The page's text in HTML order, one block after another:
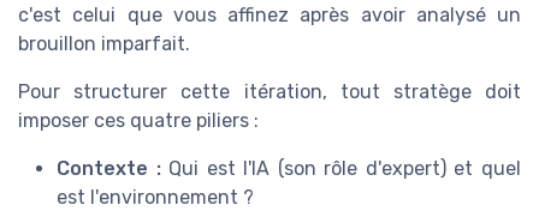
c'est celui que vous affinez après avoir analysé un
brouillon imparfait.
Pour structurer cette itération, tout stratège doit
imposer ces quatre piliers :
Contexte :Qui est l'IA (son rôle d'expert) et quel
est l'environnement ?